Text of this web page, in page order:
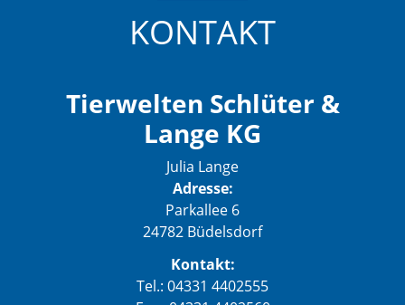
KONTAKT
Tierwelten Schlüter &
Lange KG
Julia Lange
Adresse:
Parkallee 6
24782 Büdelsdorf
Kontakt:
Tel.: 04331 4402555